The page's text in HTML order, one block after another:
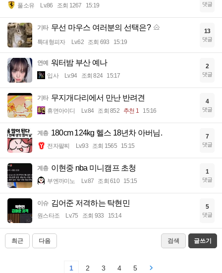
풀소유 Lv.86 조회 1267 15:19 댓글
기타 무선 마우스 여러분의 선택은?
특대형피자 Lv.62 조회 693 15:19
13
댓글
연예 워터밤 부산 예나
입사 Lv.94 조회 824 15:17
2
댓글
기타 무지개다리에서 만난 반려견
휴면아이디 Lv.84 조회 852 추천 1 15:16
4
댓글
계층 180cm 124kg 헬스 18년차 아버님.
전자팔찌 Lv.93 조회 1565 15:15
7
댓글
계층 이현중 nba 미니캠프 초청
부엔까미노 Lv.87 조회 610 15:15
1
댓글
이슈 김어준 저격하는 탁현민
원스타조 Lv.75 조회 933 15:14
5
댓글
최근 다음 검색 글쓰기
1 2 3 4 5